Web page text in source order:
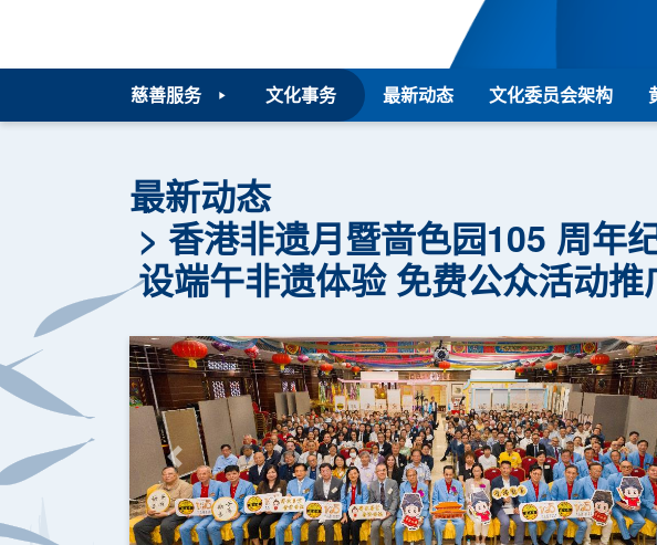
慈善服务 文化事务 最新动态 文化委员会架构
最新动态
香港非遗月暨啬色园105 周年
设端午非遗体验 免费公众活动推
上一页